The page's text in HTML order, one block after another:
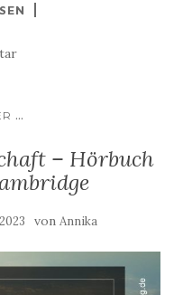
...
– Hörbuch
von Annika